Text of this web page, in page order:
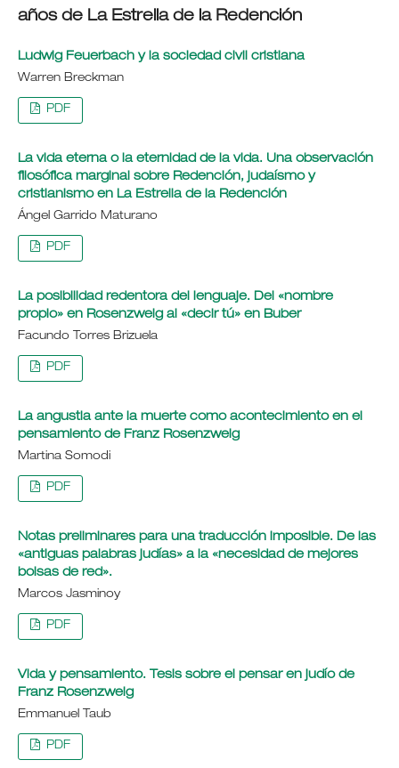
años de La Estrella de la Redención
Ludwig Feuerbach y la sociedad civil cristiana
Warren Breckman
PDF
La vida eterna o la eternidad de la vida. Una observación
filosófica marginal sobre Redención, judaísmo y
cristianismo en La Estrella de la Redención
Ángel Garrido Maturano
PDF
La posibilidad redentora del lenguaje. Del «nombre
propio» en Rosenzweig al «decir tú» en Buber
Facundo Torres Brizuela
PDF
La angustia ante la muerte como acontecimiento en el
pensamiento de Franz Rosenzweig
Martina Somodi
PDF
Notas preliminares para una traducción imposible. De las
«antiguas palabras judías» a la «necesidad de mejores
bolsas de red».
Marcos Jasminoy
PDF
Vida y pensamiento. Tesis sobre el pensar en judío de
Franz Rosenzweig
Emmanuel Taub
PDF